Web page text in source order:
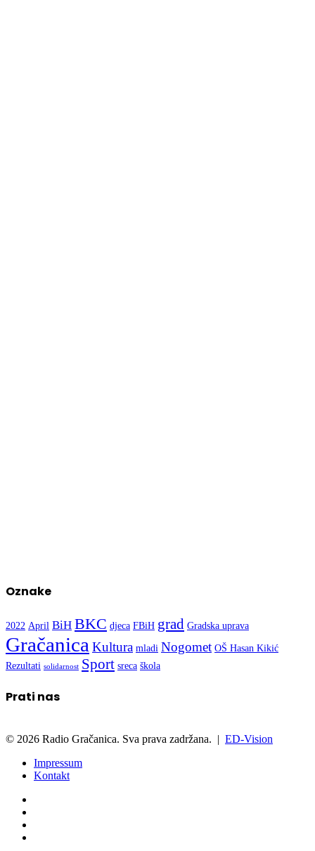
Oznake
2022 April BiH BKC djeca FBiH grad Gradska uprava
GračanicaKultura mladi Nogomet OŠ Hasan Kikić
Rezultati solidarnost Sport sreca škola
Prati nas
© 2026 Radio Gračanica. Sva prava zadržana. | ED-Vision
Impressum
Kontakt